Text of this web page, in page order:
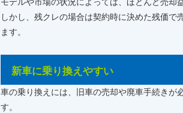
モデルや市場の状況によっては、ほとんど売却
しかし、残クレの場合は契約時に決めた残価
ます。
新車に乗り換えやすい
車の乗り換えには、旧車の売却や廃車手続きが
す。